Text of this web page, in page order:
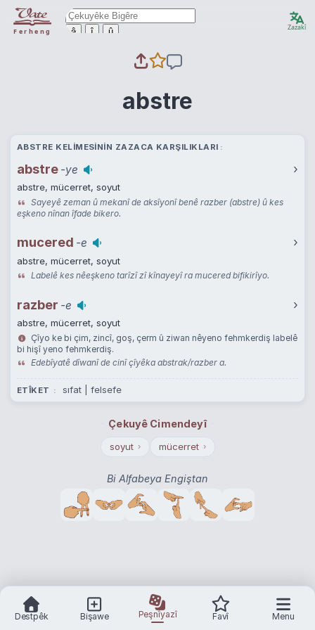
Ferheng ê î û Zazakî
abstre
ABSTRE KELIMESININ ZAZACA KARŞILIKLARI
abstre -ye ›
abstre, mücerret, soyut
Sayeyê zeman û mekanî de aksîyonî benê razber (abstre) û kes
eşkeno nînan îfade bikero.
mucered -e ›
abstre, mücerret, soyut
Labelê kes nêeşkeno tarîzî zî kînayeyî ra mucered bifikirîyo.
razber -e ›
abstre, mücerret, soyut
Çîyo ke bi çim, zincî, goş, çerm û ziwan nêyeno fehmkerdiş labelê
bi hişî yeno fehmkerdiş.
Edebîyatê dîwanî de cinî çîyêka abstrak/razber a.
ETÎKET sıfat | felsefe
Çekuyê Cimendeyî
soyut › mücerret ›
Bi Alfabeya Engiştan
Destpêk Bişawe Peşnîyazî Favî Menu